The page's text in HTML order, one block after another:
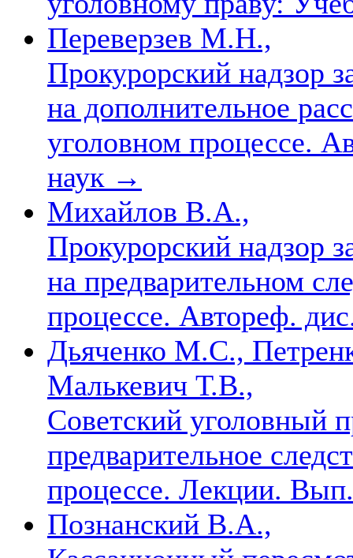
Переверзев М.Н.,
Прокурорский надзор
на дополнительное
уголовном процессе.
наук →
Михайлов В.А.,
Прокурорский надзор
на предварительном
процессе. Автореф.
Дьяченко М.С.,
Малькевич Т.В.,
Советский уголовный
предварительное
процессе. Лекции.
Познанский В.А.,